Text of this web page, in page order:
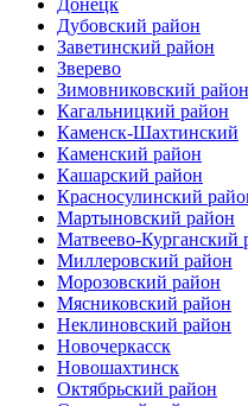
Дубовский район
Заветинский район
Зверево
Зимовниковский район
Кагальницкий район
Каменск-Шахтинский
Каменский район
Кашарский район
Красносулинский
Мартыновский район
Матвеево-Курганский
Миллеровский район
Морозовский район
Мясниковский район
Неклиновский район
Новочеркасск
Новошахтинск
Октябрьский район